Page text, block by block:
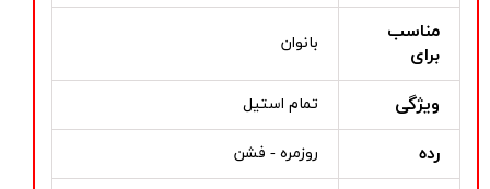
مناسب
برای
بانوان
ویژگی تمام استیل
رده روزمره - فشن